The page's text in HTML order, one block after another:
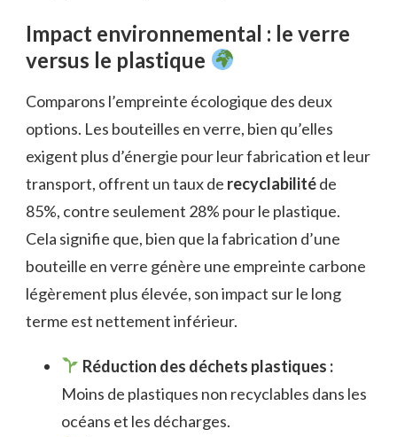
Impact environnemental : le verre
versus le plastique
Comparons l’empreinte écologique des deux
options. Les bouteilles en verre, bien qu’elles
exigent plus d’énergie pour leur fabrication et leur
transport, offrent un taux de recyclabilitéde
85%, contre seulement 28% pour le plastique.
Cela signifie que, bien que la fabrication d’une
bouteille en verre génère une empreinte carbone
légèrement plus élevée, son impact sur le long
terme est nettement inférieur.
Réduction des déchets plastiques :
Moins de plastiques non recyclables dans les
océans et les décharges.